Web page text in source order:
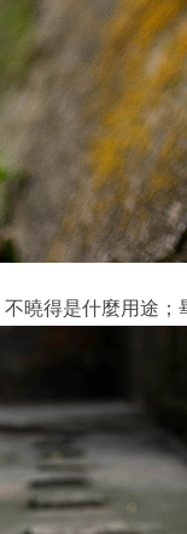
曉得是什麼用途；